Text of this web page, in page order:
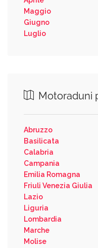
Maggio
Giugno
Luglio
Motoraduni
Abruzzo
Basilicata
Calabria
Campania
Emilia Romagna
Friuli Venezia Giulia
Lazio
Liguria
Lombardia
Marche
Molise